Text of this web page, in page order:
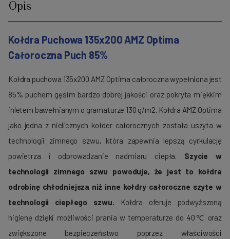
Opis
Kołdra Puchowa 135x200 AMZ Optima
Całoroczna Puch 85%
Kołdra puchowa 135x200 AMZ Optima całoroczna wypełniona jest
85% puchem gęsim bardzo dobrej jakości oraz pokryta miękkim
inletem bawełnianym o gramaturze 130 g/m2. Kołdra AMZ Optima
jako jedna z nielicznych kołder całorocznych została uszyta w
technologii zimnego szwu, która zapewnia lepszą cyrkulację
powietrza i odprowadzanie nadmiaru ciepła. Szycie w
technologii zimnego szwu powoduje, że jest to kołdra
odrobinę chłodniejsza niż inne kołdry całoroczne szyte w
technologii ciepłego szwu. Kołdra oferuje podwyższoną
higienę dzięki możliwości prania w temperaturze do 40℃ oraz
zwiększone bezpieczeństwo poprzez właściwości